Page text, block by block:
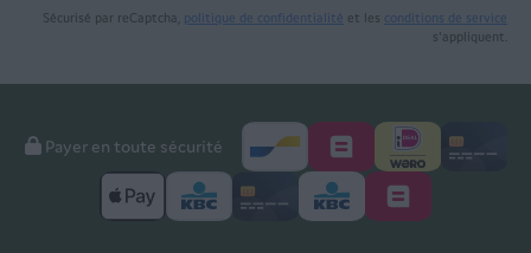
Sécurisé par reCaptcha, politique de confidentialité et les conditions de service
s'appliquent.
Payer en toute sécurité